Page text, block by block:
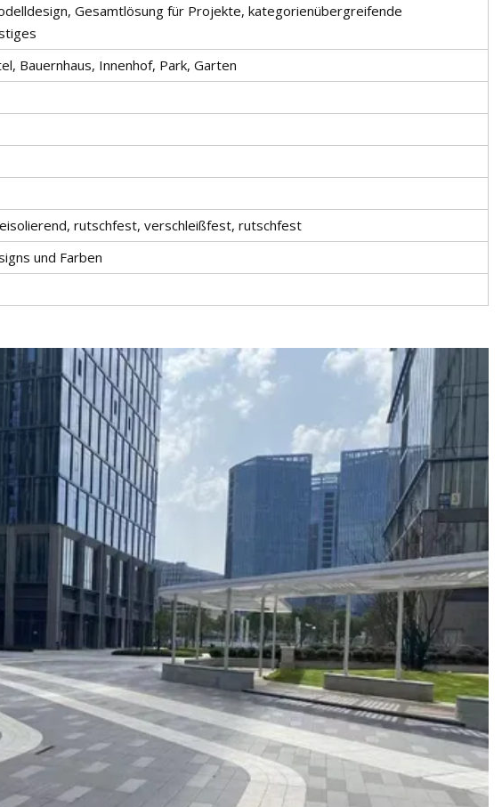
Gesamtlösung für Projekte, kategorienübergreifende
Bauernhaus, Innenhof, Park, Garten
rutschfest, verschleißfest, rutschfest
und Farben